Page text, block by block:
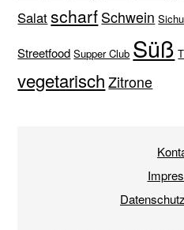
Salatscharf Schwein
Streetfood Supper Club Süß
vegetarisch Zitrone